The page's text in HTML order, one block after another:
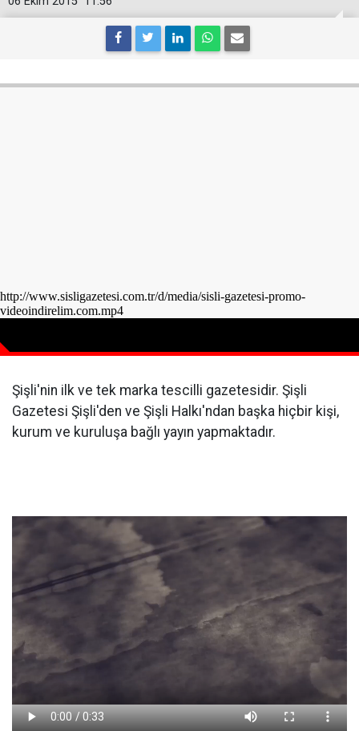
Şişli'nin ilk ve tek marka tescilli gazetesidir. Şişli
Gazetesi Şişli'den ve Şişli Halkı'ndan başka hiçbir kişi,
kurum ve kuruluşa bağlı yayın yapmaktadır.